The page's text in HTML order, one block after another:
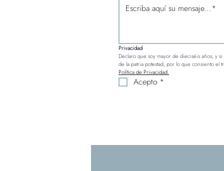
Privacidad
Declaro que soy mayor de dieciséis años, y
Política de Privacidad.
Acepto *